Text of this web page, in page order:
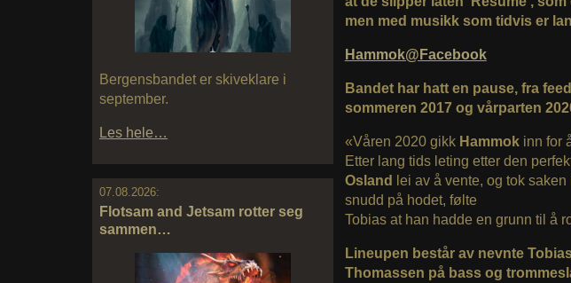
Bergensbandet er skiveklare i
september.
Les hele…
07.08.2026:
Flotsam and Jetsam rotter seg
sammen…
men med musikk som tidvis er
Hammok@Facebook
Bandet har hatt en pause, fra
sommeren 2017 og vårparten
«Våren 2020 gikk Hammok inn for
Etter lang tids leting etter den
Osland
lei av å vente, og tok
snudd på hodet, følte
Tobias at han hadde en grunn til å
Lineupen består av nevnte
Thomassen på bass og